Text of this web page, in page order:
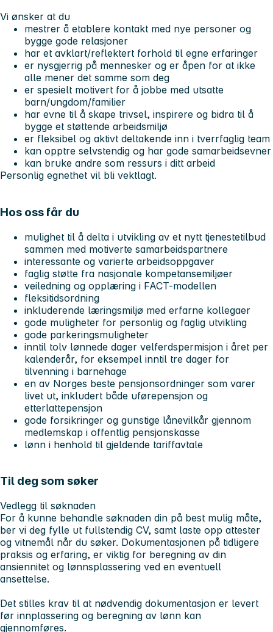
Vi ønsker at du
mestrer å etablere kontakt med nye personer og
bygge gode relasjoner
har et avklart/reflektert forhold til egne erfaringer
er nysgjerrig på mennesker og er åpen for at ikke
alle mener det samme som deg
er spesielt motivert for å jobbe med utsatte
barn/ungdom/familier
har evne til å skape trivsel, inspirere og bidra til å
bygge et støttende arbeidsmiljø
er fleksibel og aktivt deltakende inn i tverrfaglig team
kan opptre selvstendig og har gode samarbeidsevner
kan bruke andre som ressurs i ditt arbeid
Personlig egnethet vil bli vektlagt.
Hos oss får du
mulighet til å delta i utvikling av et nytt tjenestetilbud
sammen med motiverte samarbeidspartnere
interessante og varierte arbeidsoppgaver
faglig støtte fra nasjonale kompetansemiljøer
veiledning og opplæring i FACT-modellen
fleksitidsordning
inkluderende læringsmiljø med erfarne kollegaer
gode muligheter for personlig og faglig utvikling
gode parkeringsmuligheter
inntil tolv lønnede dager velferdspermisjon i året per
kalenderår, for eksempel inntil tre dager for
tilvenning i barnehage
en av Norges beste pensjonsordninger som varer
livet ut, inkludert både uførepensjon og
etterlattepensjon
gode forsikringer og gunstige lånevilkår gjennom
medlemskap i offentlig pensjonskasse
lønn i henhold til gjeldende tariffavtale
Til deg som søker
Vedlegg til søknaden
For å kunne behandle søknaden din på best mulig måte,
ber vi deg fylle ut fullstendig CV, samt laste opp attester
og vitnemål når du søker. Dokumentasjonen på tidligere
praksis og erfaring, er viktig for beregning av din
ansiennitet og lønnsplassering ved en eventuell
ansettelse.
Det stilles krav til at nødvendig dokumentasjon er levert
før innplassering og beregning av lønn kan
gjennomføres.